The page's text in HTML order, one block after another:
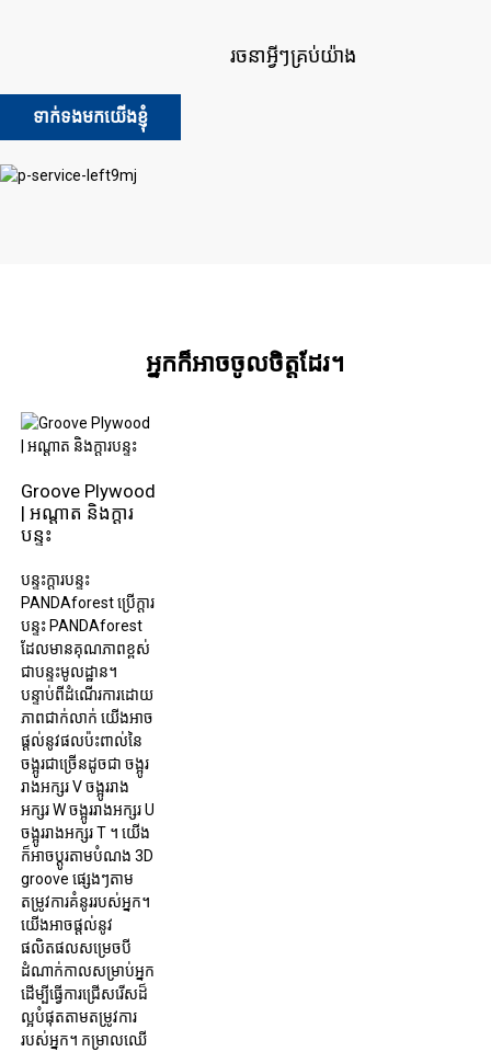
រចនាអ្វីៗគ្រប់យ៉ាង
ទាក់ទងមកយើងខ្ញុំ
អ្នកក៏អាចចូលចិត្តដែរ។
Groove Plywood
| អណ្តាត និងក្តារ
បន្ទះ
បន្ទះក្តារបន្ទះ
PANDAforest ប្រើក្តារ
បន្ទះ PANDAforest
ដែលមានគុណភាពខ្ពស់
ជាបន្ទះមូលដ្ឋាន។
បន្ទាប់ពីដំណើរការដោយ
ភាពជាក់លាក់ យើងអាច
ផ្តល់នូវផលប៉ះពាល់នៃ
ចង្អូរជាច្រើនដូចជា ចង្អូរ
រាងអក្សរ V ចង្អូររាង
អក្សរ W ចង្អូររាងអក្សរ U
ចង្អូររាងអក្សរ T ។ យើង
ក៏អាចប្ដូរតាមបំណង 3D
groove ផ្សេងៗតាម
តម្រូវការគំនូររបស់អ្នក។
យើង​អាច​ផ្តល់​នូវ​
ផលិតផល​សម្រេច​បី​
ដំណាក់កាល​សម្រាប់​អ្នក​
ដើម្បី​ធ្វើ​ការ​ជ្រើសរើស​ដ៏​
ល្អ​បំផុត​តាម​តម្រូវការ​
របស់​អ្នក។ កម្រាលឈើ